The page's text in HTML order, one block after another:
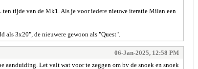
tijde van de Mk1. Als je voor iedere nieuwe iteratie Milan een
als 3x20", de nieuwere gewoon als "Quest".
06-Jan-2025, 12:58 PM
aanduiding. Let valt wat voor te zeggen om bv de snoek en snoek